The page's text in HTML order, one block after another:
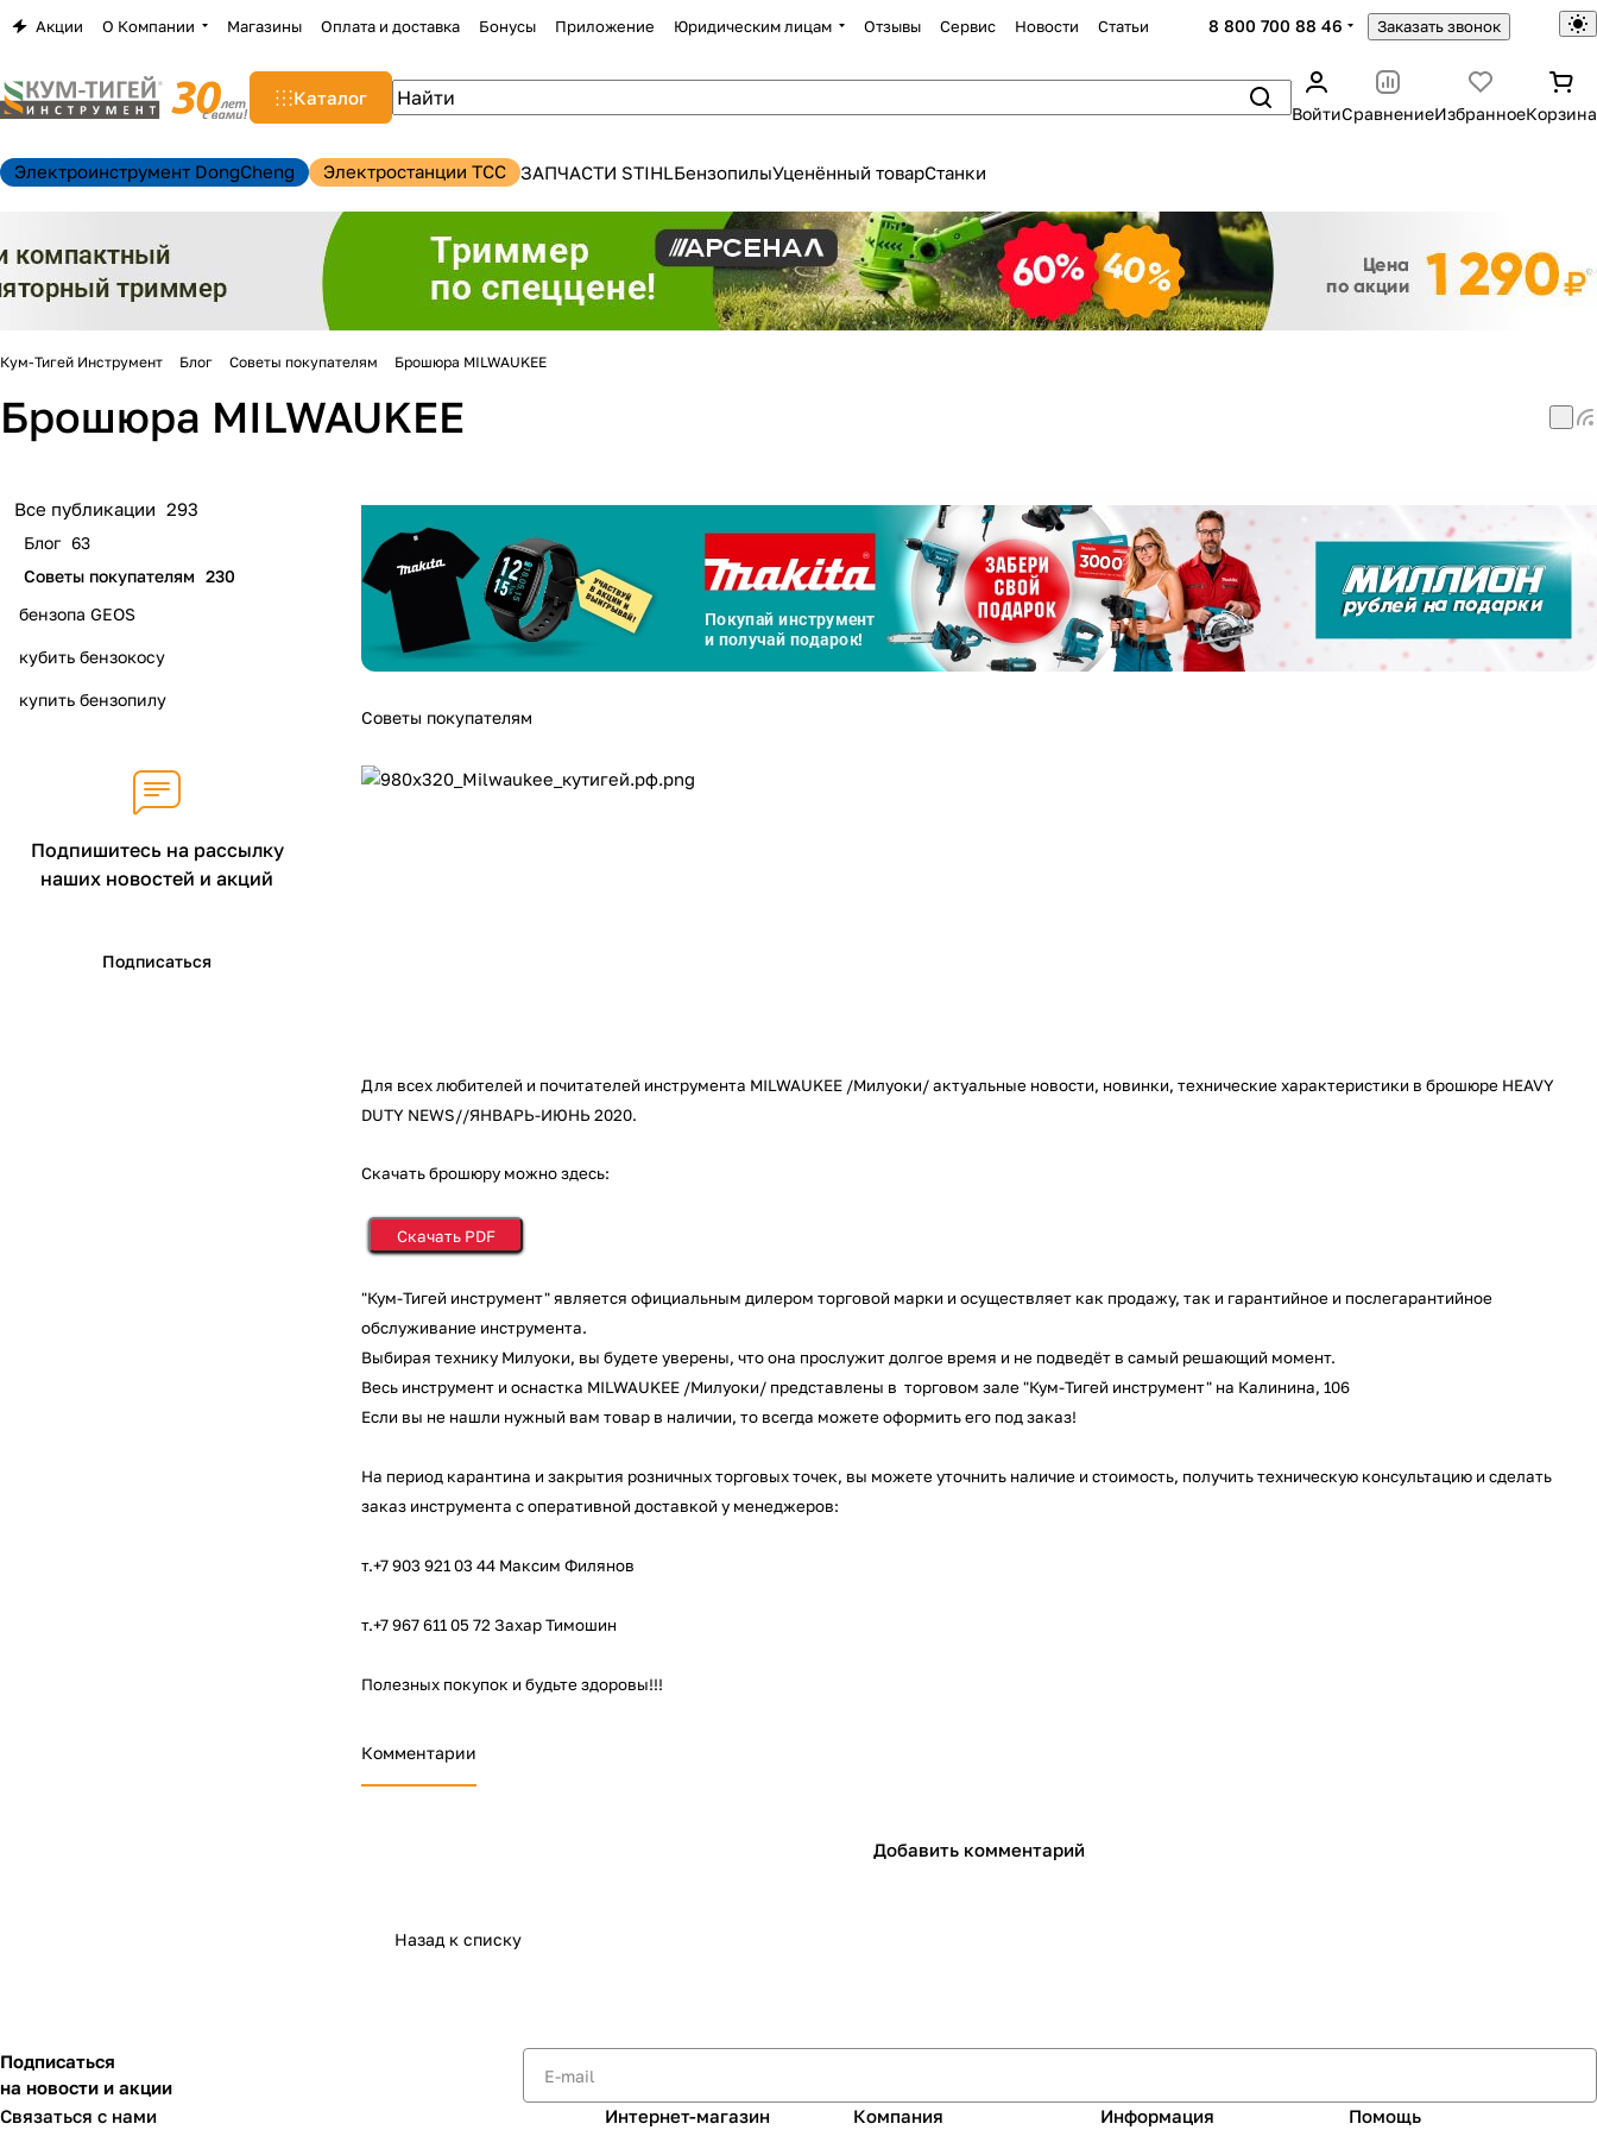
Акции О Компании Магазины Оплата и доставка Бонусы Приложение Юридическим лицам Отзывы Сервис Новости Статьи 8 800 700 88 46 Заказать звонок
Каталог
ВойтиСравнениеИзбранноеКорзина
Электроинструмент DongCheng Электростанции TCC ЗАПЧАСТИ STIHLБензопилыУценённый товарСтанки
Кум-Тигей Инструмент Блог Советы покупателям Брошюра MILWAUKEE
Брошюра MILWAUKEE
Советы покупателям
Для всех любителей и почитателей инструмента MILWAUKEE /Милуоки/ актуальные новости, новинки, технические характеристики в брошюре HEAVY
DUTY NEWS//ЯНВАРЬ-ИЮНЬ 2020.
Скачать брошюру можно здесь:
Скачать PDF
"Кум-Тигей инструмент" является официальным дилером торговой марки и осуществляет как продажу, так и гарантийное и послегарантийное
обслуживание инструмента.
Выбирая технику Милуоки, вы будете уверены, что она прослужит долгое время и не подведёт в самый решающий момент.
Весь инструмент и оснастка MILWAUKEE /Милуоки/ представлены в торговом зале "Кум-Тигей инструмент" на Калинина, 106
Если вы не нашли нужный вам товар в наличии, то всегда можете оформить его под заказ!
На период карантина и закрытия розничных торговых точек, вы можете уточнить наличие и стоимость, получить техническую консультацию и сделать
заказ инструмента с оперативной доставкой у менеджеров:
т.+7 903 921 03 44 Максим Филянов
т.+7 967 611 05 72 Захар Тимошин
Полезных покупок и будьте здоровы!!!
Комментарии
Добавить комментарий
Назад к списку
Все публикации 293
Блог 63
Советы покупателям 230
бензопа GEOS
кубить бензокосу
купить бензопилу
Подпишитесь на рассылку
наших новостей и акций
Подписаться
Подписаться
на новости и акции
Связаться с нами
Интернет-магазин Компания Информация Помощь
Для клиентов всех банков
Сегодня
25 %
Добавляйте товары
с вашей картыпо 25%каждые 2 недели
25
недели
Остались вопросы?
plait.ru